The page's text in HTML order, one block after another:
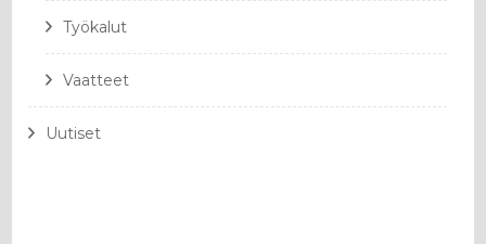
Työkalut
Vaatteet
Uutiset